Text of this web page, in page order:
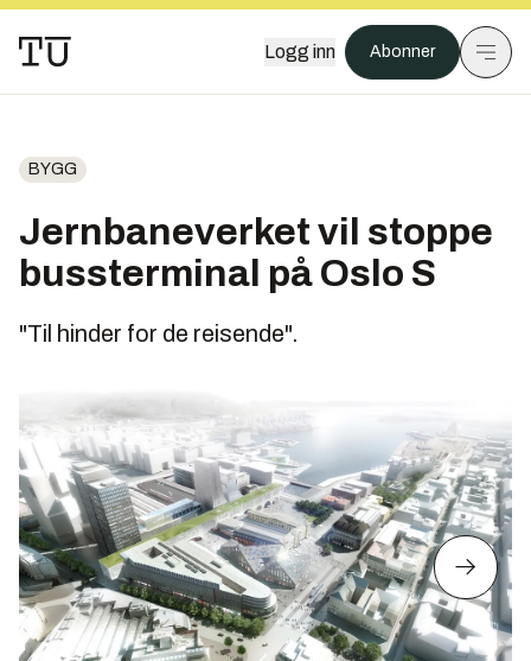
Logg inn Abonner
BYGG
Jernbaneverket vil stoppe
bussterminal på Oslo S
"Til hinder for de reisende".